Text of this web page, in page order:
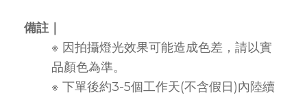
備註｜
※ 因拍攝燈光效果可能造成色差，請以實
品顏色為準。
※ 下單後約3-5個工作天(不含假日)內陸續